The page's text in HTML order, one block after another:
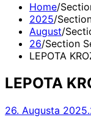
Home
2025
August
26
LEPOTA
LEPOTA
26. Augusta 2025.